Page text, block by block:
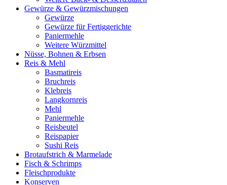
Gewürze & Gewürzmischungen
Gewürze
Gewürze für Fertiggerichte
Paniermehle
Weitere Würzmittel
Nüsse, Bohnen & Erbsen
Reis & Mehl
Basmatireis
Bruchreis
Klebreis
Langkornreis
Mehl
Paniermehle
Reisbeutel
Reispapier
Sushi Reis
Brotaufstrich & Marmelade
Fisch & Schrimps
Fleischprodukte
Konserven